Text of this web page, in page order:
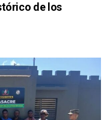
de los